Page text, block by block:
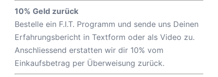
10% Geld zurück
Bestelle ein F.I.T. Programm und sende uns Deinen
Erfahrungsbericht in Textform oder als Video zu.
Anschliessend erstatten wir dir 10% vom
Einkaufsbetrag per Überweisung zurück.